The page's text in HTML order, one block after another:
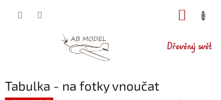
Dřevěný svět
Tabulka - na fotky vnoučat